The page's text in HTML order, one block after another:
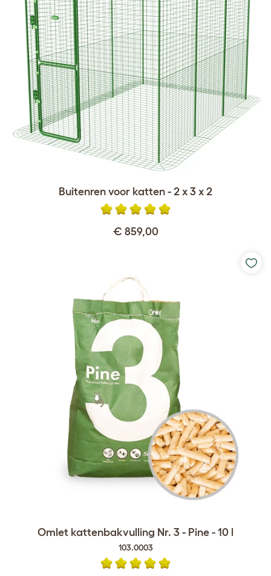
Buitenren voor katten - 2 x 3 x 2
€ 859,00
Omlet kattenbakvulling Nr. 3 - Pine - 10 l
103.0003